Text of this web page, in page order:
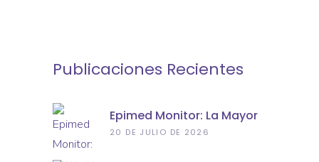
Publicaciones Recientes
Epimed Monitor: La Mayor
Base De Datos De
20 DE JULIO DE 2026